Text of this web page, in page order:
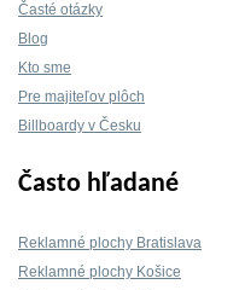
Časté otázky
Blog
Kto sme
Pre majiteľov plôch
Billboardy v Česku
Často hľadané
Reklamné plochy Bratislava
Reklamné plochy Košice